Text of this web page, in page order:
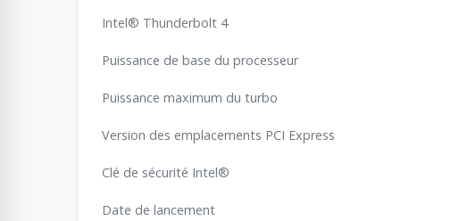
Intel® Thunderbolt 4
Puissance de base du processeur
Puissance maximum du turbo
Version des emplacements PCI Express
Clé de sécurité Intel®
Date de lancement